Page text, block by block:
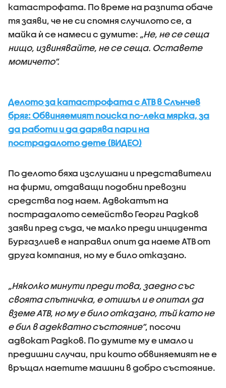
катастрофата. По време на разпита обаче
тя заяви, че не си спомня случилото се, а
майка ѝ се намеси с думите: „Не, не се сеща
нищо, извинявайте, не се сеща. Оставете
момичето“.
Делото за катастрофата с АТВ в Слънчев
бряг: Обвиняемият поиска по-лека мярка, за
да работи и да дарява пари на
пострадалото дете (ВИДЕО)
По делото бяха изслушани и представители
на фирми, отдаващи подобни превозни
средства под наем. Адвокатът на
пострадалото семейство Георги Радков
заяви пред съда, че малко преди инцидента
Бургазлиев е направил опит да наеме АТВ от
друга компания, но му е било отказано.
„Няколко минути преди това, заедно със
своята спътничка, е отишъл и е опитал да
вземе АТВ, но му е било отказано, тъй като не
е бил в адекватно състояние“, посочи
адвокат Радков. По думите му е имало и
предишни случаи, при които обвиняемият не е
връщал наетите машини в добро състояние.